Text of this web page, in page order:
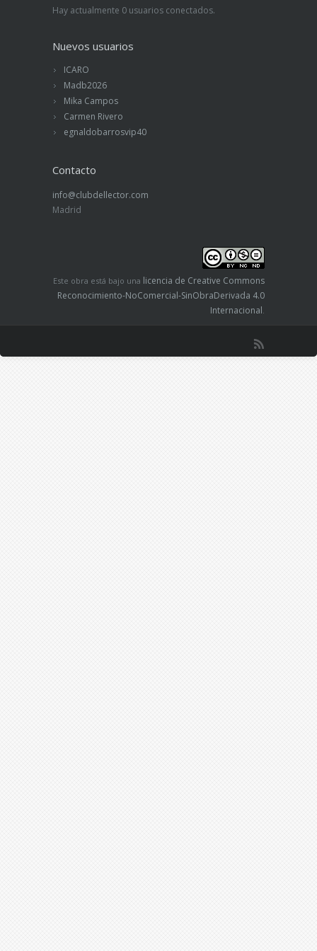
Hay actualmente 0 usuarios conectados.
Nuevos usuarios
ICARO
Madb2026
Mika Campos
Carmen Rivero
egnaldobarrosvip40
Contacto
info@clubdellector.com
Madrid
Este obra está bajo una licencia de Creative Commons
Reconocimiento-NoComercial-SinObraDerivada 4.0
Internacional